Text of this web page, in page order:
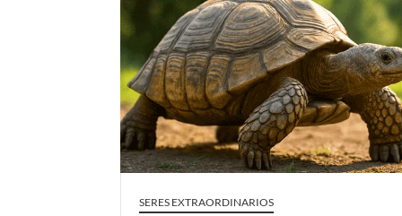
Día de Independencia 2026: de Patria Boba
¿Podemos comunicarnos con seres de otros
Salud mental digital: cómo frenar la
Denuncia por violencia sexual en Colombia:
¿Cómo descubrir esa conexión energética
SERES EXTRAORDINARIOS